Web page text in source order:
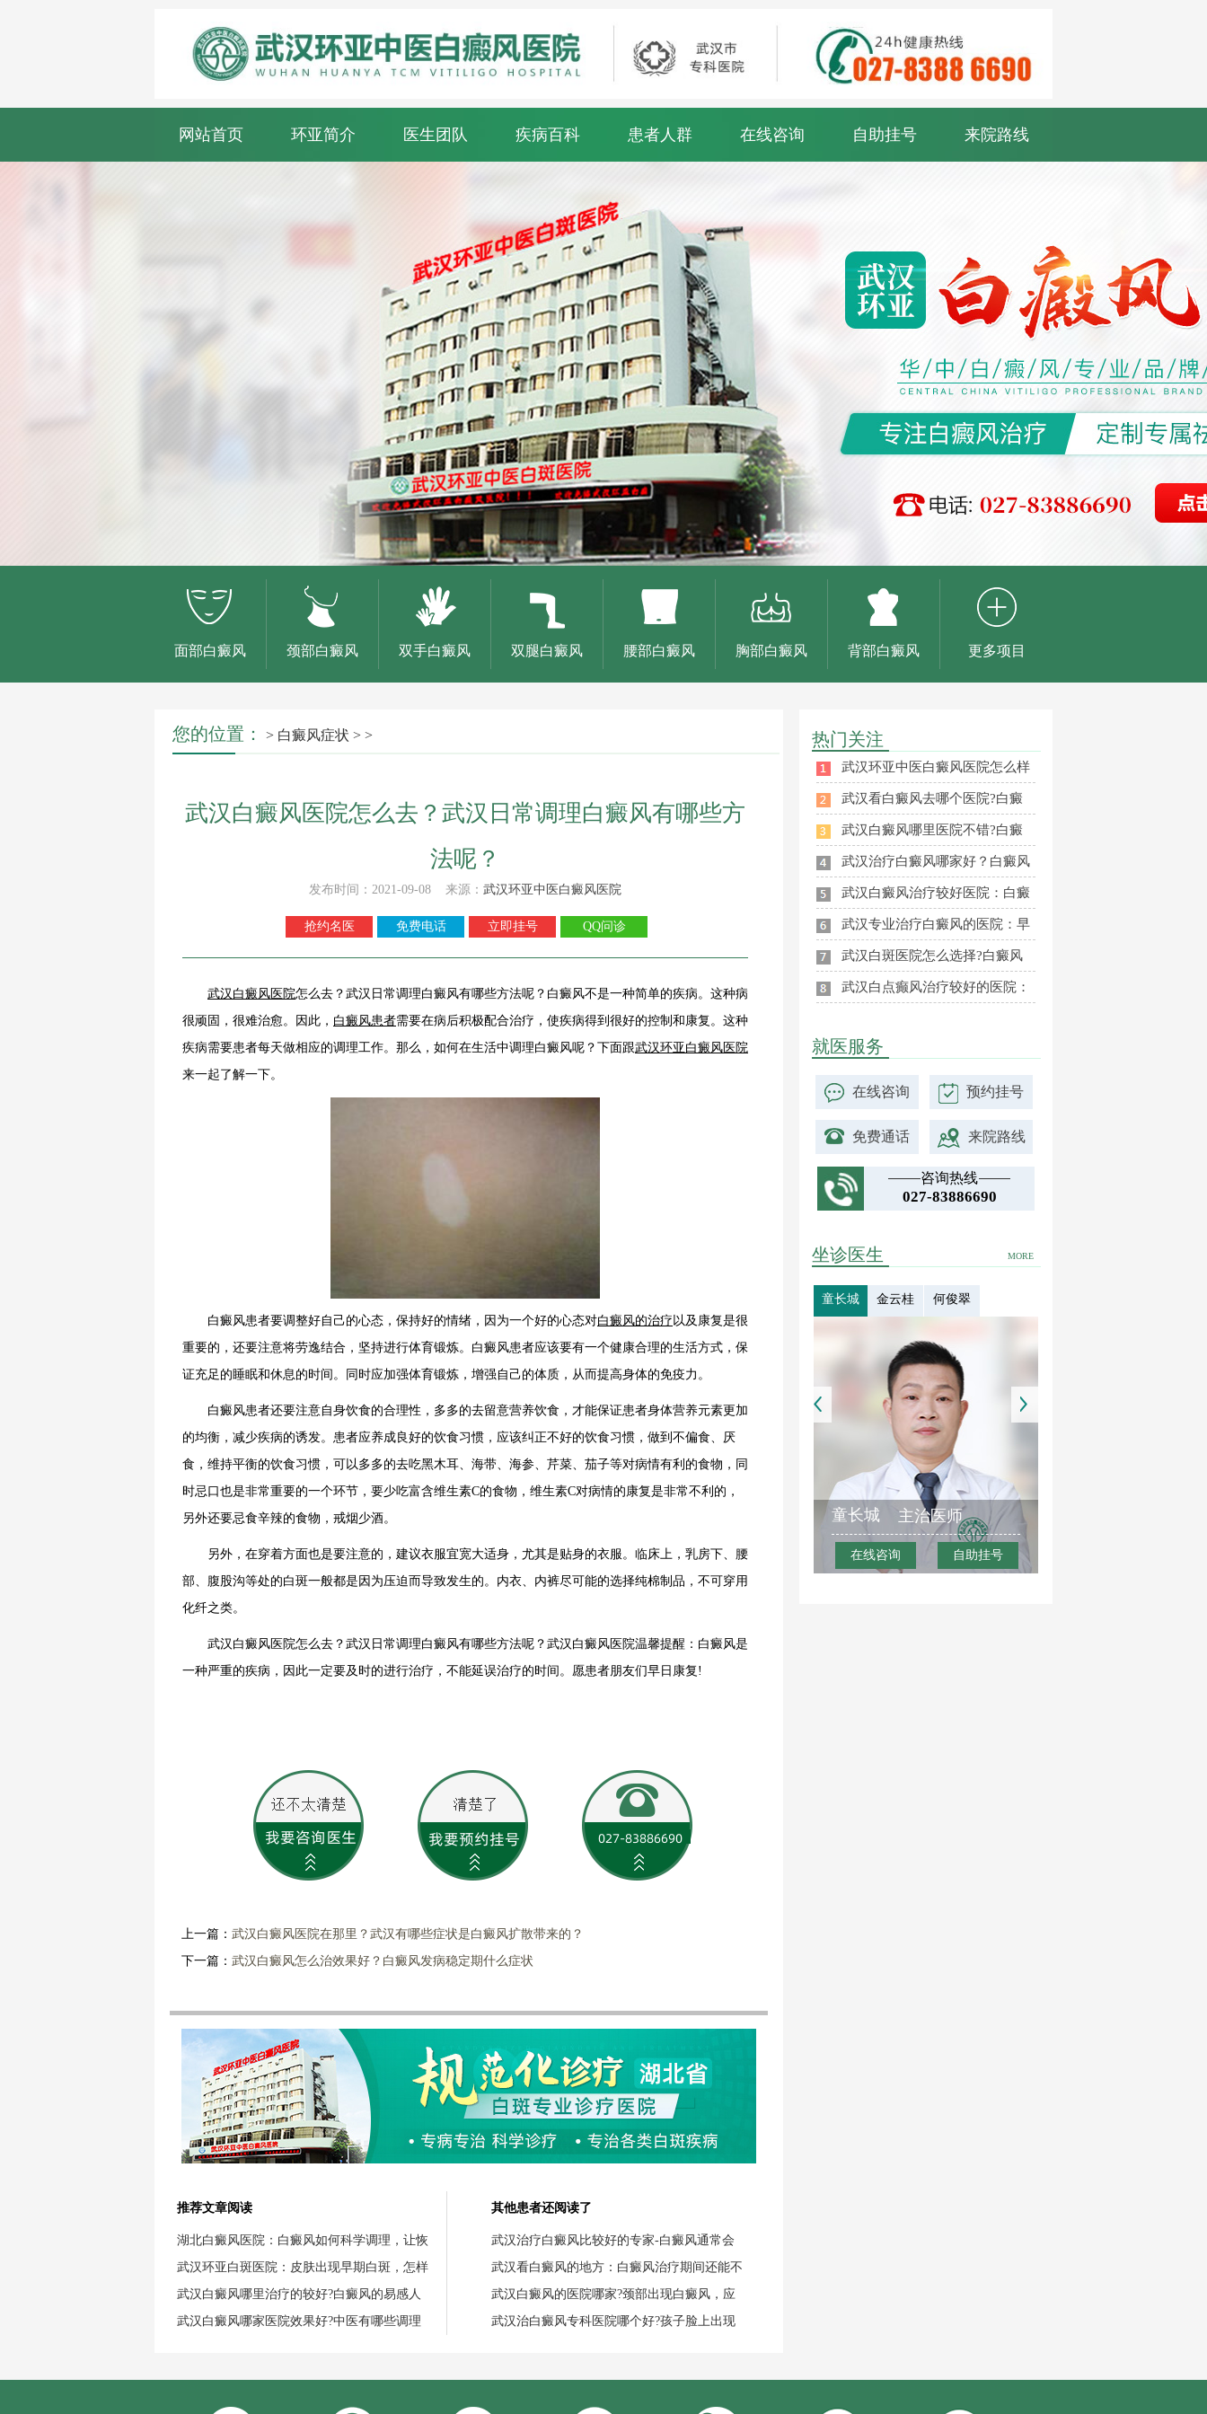
网站首页 环亚简介 医生团队 疾病百科 患者人群 在线咨询 自助挂号 来院路线
面部白癜风 颈部白癜风 双手白癜风 双腿白癜风 腰部白癜风 胸部白癜风 背部白癜风 更多项目
您的位置： > 白癜风症状 > >
武汉白癜风医院怎么去？武汉日常调理白癜风有哪些方
法呢？
发布时间：2021-09-08 来源： 武汉环亚中医白癜风医院
抢约名医 免费电话 立即挂号 QQ问诊
武汉白癜风医院怎么去？武汉日常调理白癜风有哪些方法呢？白癜风不是一种简单的疾病。这种病
很顽固，很难治愈。因此， 白癜风患者需要在病后积极配合治疗，使疾病得到很好的控制和康复。这种
疾病需要患者每天做相应的调理工作。那么，如何在生活中调理白癜风呢？下面跟武汉环亚白癜风医院
来一起了解一下。
白癜风患者要调整好自己的心态，保持好的情绪，因为一个好的心态对白癜风的治疗以及康复是很
重要的，还要注意将劳逸结合，坚持进行体育锻炼。白癜风患者应该要有一个健康合理的生活方式，保
证充足的睡眠和休息的时间。同时应加强体育锻炼，增强自己的体质，从而提高身体的免疫力。
白癜风患者还要注意自身饮食的合理性，多多的去留意营养饮食，才能保证患者身体营养元素更加
的均衡，减少疾病的诱发。患者应养成良好的饮食习惯，应该纠正不好的饮食习惯，做到不偏食、厌
食，维持平衡的饮食习惯，可以多多的去吃黑木耳、海带、海参、芹菜、茄子等对病情有利的食物，同
时忌口也是非常重要的一个环节，要少吃富含维生素C的食物，维生素C对病情的康复是非常不利的，
另外还要忌食辛辣的食物，戒烟少酒。
另外，在穿着方面也是要注意的，建议衣服宜宽大适身，尤其是贴身的衣服。临床上，乳房下、腰
部、腹股沟等处的白斑一般都是因为压迫而导致发生的。内衣、内裤尽可能的选择纯棉制品，不可穿用
化纤之类。
武汉白癜风医院怎么去？武汉日常调理白癜风有哪些方法呢？武汉白癜风医院温馨提醒：白癜风是
一种严重的疾病，因此一定要及时的进行治疗，不能延误治疗的时间。愿患者朋友们早日康复!
上一篇： 武汉白癜风医院在那里？武汉有哪些症状是白癜风扩散带来的？
下一篇： 武汉白癜风怎么治效果好？白癜风发病稳定期什么症状
推荐文章阅读
湖北白癜风医院：白癜风如何科学调理，让恢
武汉环亚白斑医院：皮肤出现早期白斑，怎样
武汉白癜风哪里治疗的较好?白癜风的易感人
武汉白癜风哪家医院效果好?中医有哪些调理
其他患者还阅读了
武汉治疗白癜风比较好的专家-白癜风通常会
武汉看白癜风的地方：白癜风治疗期间还能不
武汉白癜风的医院哪家?颈部出现白癜风，应
武汉治白癜风专科医院哪个好?孩子脸上出现
热门关注
武汉环亚中医白癜风医院怎么样
武汉看白癜风去哪个医院?白癜
武汉白癜风哪里医院不错?白癜
武汉治疗白癜风哪家好？白癜风
武汉白癜风治疗较好医院：白癜
武汉专业治疗白癜风的医院：早
武汉白斑医院怎么选择?白癜风
武汉白点癫风治疗较好的医院：
就医服务
在线咨询 预约挂号
免费通话 来院路线
咨询热线
027-83886690
MORE
坐诊医生
童长城 金云桂 何俊翠
童长城 主治医师
在线咨询 自助挂号